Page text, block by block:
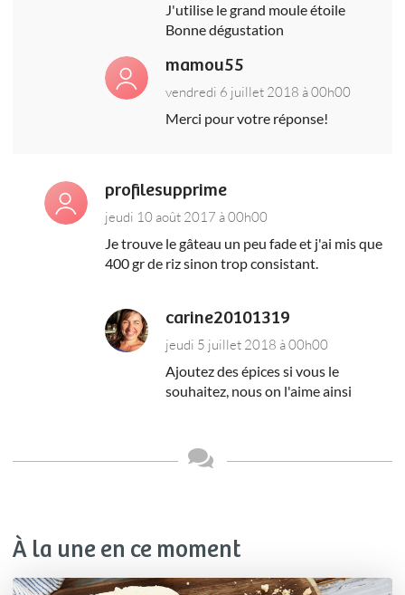
J'utilise le grand moule étoile
Bonne dégustation
mamou55
vendredi 6 juillet 2018 à 00h00
Merci pour votre réponse!
profilesupprime
jeudi 10 août 2017 à 00h00
Je trouve le gâteau un peu fade et j'ai mis que
400 gr de riz sinon trop consistant.
carine20101319
jeudi 5 juillet 2018 à 00h00
Ajoutez des épices si vous le
souhaitez, nous on l'aime ainsi
À la une en ce moment